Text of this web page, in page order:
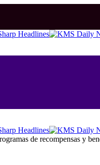
de recompensas y